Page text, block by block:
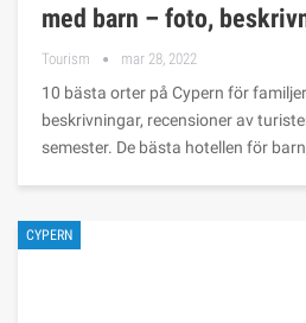
med barn – foto,
Tourism mar 28, 2022
10 bästa orter på Cypern för
beskrivningar, recensioner av
semester. De bästa hotellen för
CYPERN